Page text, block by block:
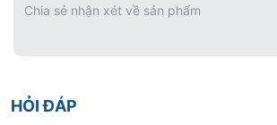
Chia sẻ nhận xét về sản phẩm
HỎI ĐÁP